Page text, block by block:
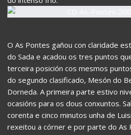
O As Pontes gañou con claridade
do Sada e acadou os tres puntos
terceira posición cos mesmos
do segundo clasificado, Mesón do
Dorneda. A primeira parte estivo
ocasións para os dous conxuntos.
corenta e cinco minutos unha de
rexeitou a córner e por parte do As